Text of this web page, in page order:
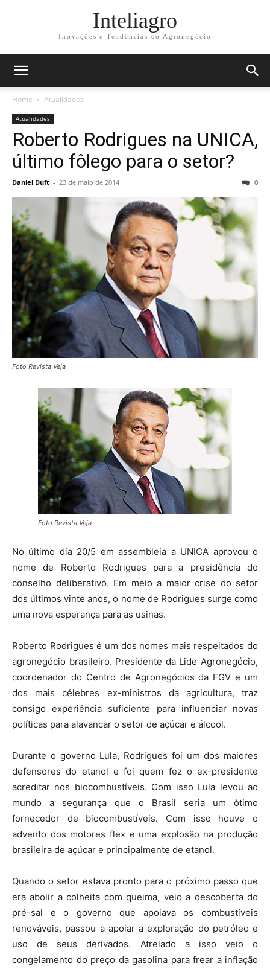
Inteliagro
Inovações e Tendências do Agronegócio
Home Atualidades
Atualidades
Roberto Rodrigues na UNICA,
último fôlego para o setor?
Daniel Duft - 23 de maio de 2014 0
Foto Revista Veja
Foto Revista Veja
No último dia 20/5 em assembleia a UNICA aprovou o
nome de Roberto Rodrigues para a presidência do
conselho deliberativo. Em meio a maior crise do setor
dos últimos vinte anos, o nome de Rodrigues surge como
uma nova esperança para as usinas.
Roberto Rodrigues é um dos nomes mais respeitados do
agronegócio brasileiro. Presidente da Lide Agronegócio,
coordenador do Centro de Agronegócios da FGV e um
dos mais célebres ex-ministros da agricultura, traz
consigo experiência suficiente para influenciar novas
políticas para alavancar o setor de açúcar e álcool.
Durante o governo Lula, Rodrigues foi um dos maiores
defensores do etanol e foi quem fez o ex-presidente
acreditar nos biocombustíveis. Com isso Lula levou ao
mundo a segurança que o Brasil seria um ótimo
fornecedor de biocombustíveis. Com isso houve o
advento dos motores flex e uma explosão na produção
brasileira de açúcar e principalmente de etanol.
Quando o setor estava pronto para o próximo passo que
era abolir a colheita com queima, veio a descoberta do
pré-sal e o governo que apoiava os combustíveis
renováveis, passou a apoiar a exploração do petróleo e
uso de seus derivados. Atrelado a isso veio o
congelamento do preço da gasolina para frear a inflação